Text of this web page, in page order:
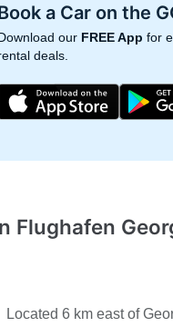
a Car on the
Download our FREE App for
deals.
Flughafen
Located 6 km east of